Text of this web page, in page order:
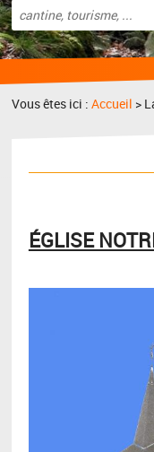
Effectuer
une
recherche
Vous êtes ici :Accueil >
ÉGLISE